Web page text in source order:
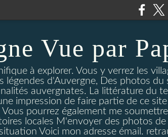
Vue par
à explorer. Vous y verrez les
légendes d'Auvergne, Des photos
auvergnates. La littérature du
impression de faire partie de ce
pourrez également me
locales M'envoyer des photos
Voici mon adresse émail.